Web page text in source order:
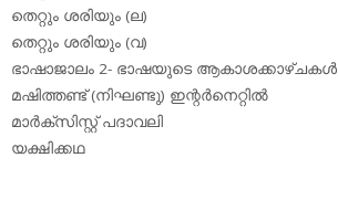
തെറ്റും ശരിയും (ല)
തെറ്റും ശരിയും (വ)
ഭാഷാജാലം 2- ഭാഷയുടെ ആകാശക്കാഴ്ചകള്‍
മഷിത്തണ്ട് (നിഘണ്ടു) ഇന്റര്‍നെറ്റില്‍
മാര്‍ക്‌സിസ്റ്റ് പദാവലി
യക്ഷിക്കഥ